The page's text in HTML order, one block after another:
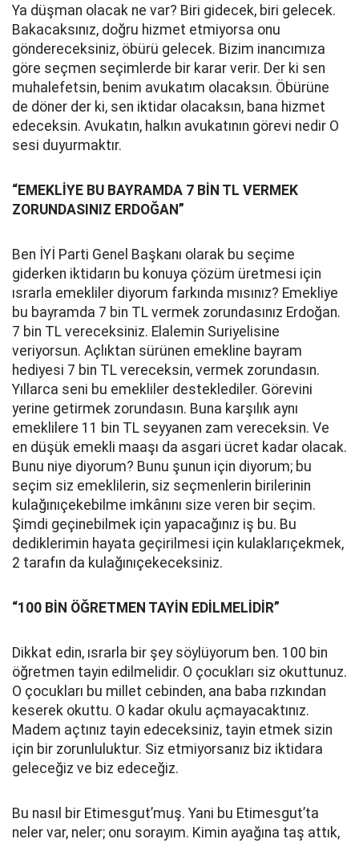
Ya düşman olacak ne var? Biri gidecek, biri gelecek.
Bakacaksınız, doğru hizmet etmiyorsa onu
göndereceksiniz, öbürü gelecek. Bizim inancımıza
göre seçmen seçimlerde bir karar verir. Der ki sen
muhalefetsin, benim avukatım olacaksın. Öbürüne
de döner der ki, sen iktidar olacaksın, bana hizmet
edeceksin. Avukatın, halkın avukatının görevi nedir O
sesi duyurmaktır.
“EMEKLİYE BU BAYRAMDA 7 BİN TL VERMEK
ZORUNDASINIZ ERDOĞAN”
Ben İYİ Parti Genel Başkanı olarak bu seçime
giderken iktidarın bu konuya çözüm üretmesi için
ısrarla emekliler diyorum farkında mısınız? Emekliye
bu bayramda 7 bin TL vermek zorundasınız Erdoğan.
7 bin TL vereceksiniz. Elalemin Suriyelisine
veriyorsun. Açlıktan sürünen emekline bayram
hediyesi 7 bin TL vereceksin, vermek zorundasın.
Yıllarca seni bu emekliler desteklediler. Görevini
yerine getirmek zorundasın. Buna karşılık aynı
emeklilere 11 bin TL seyyanen zam vereceksin. Ve
en düşük emekli maaşı da asgari ücret kadar olacak.
Bunu niye diyorum? Bunu şunun için diyorum; bu
seçim siz emeklilerin, siz seçmenlerin birilerinin
kulağınıçekebilme imkânını size veren bir seçim.
Şimdi geçinebilmek için yapacağınız iş bu. Bu
dediklerimin hayata geçirilmesi için kulaklarıçekmek,
2 tarafın da kulağınıçekeceksiniz.
“100 BİN ÖĞRETMEN TAYİN EDİLMELİDİR”
Dikkat edin, ısrarla bir şey söylüyorum ben. 100 bin
öğretmen tayin edilmelidir. O çocukları siz okuttunuz.
O çocukları bu millet cebinden, ana baba rızkından
keserek okuttu. O kadar okulu açmayacaktınız.
Madem açtınız tayin edeceksiniz, tayin etmek sizin
için bir zorunluluktur. Siz etmiyorsanız biz iktidara
geleceğiz ve biz edeceğiz.
Bu nasıl bir Etimesgut’muş. Yani bu Etimesgut’ta
neler var, neler; onu sorayım. Kimin ayağına taş attık,